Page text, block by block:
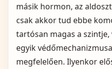
másik hormon, az
csak akkor tud ebbe
tartósan magas a szintje,
egyik
megfelelően. Ilyenkor